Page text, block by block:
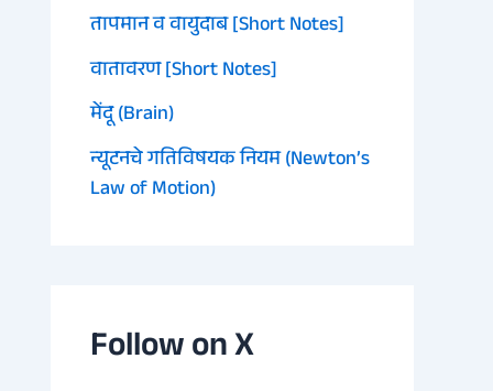
तापमान व वायुदाब [Short Notes]
वातावरण [Short Notes]
मेंदू (Brain)
न्यूटनचे गतिविषयक नियम (Newton’s
Law of Motion)
Follow on X